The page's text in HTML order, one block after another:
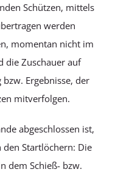
Schützen, mittels
werden
momentan nicht im
die Zuschauer auf
Ergebnisse, der
mitverfolgen.
abgeschlossen ist,
den Startlöchern: Die
dem Schieß- bzw.